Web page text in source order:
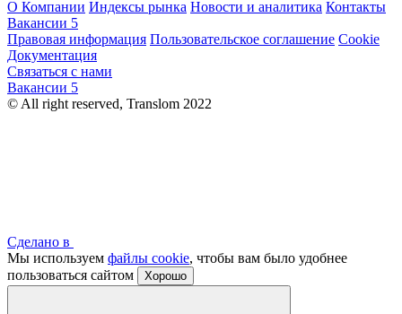
О Компании Индексы рынка Новости и аналитика Контакты
Вакансии 5
Правовая информация Пользовательское соглашение Cookie
Документация
Связаться с нами
Вакансии 5
© All right reserved, Translom 2022
Сделано в
Мы используем файлы cookie, чтобы вам было удобнее
пользоваться сайтом
Хорошо